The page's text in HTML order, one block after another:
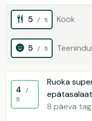
5 / 5 Köök
5 / 5
4 /
5
Ruoka
8 päeva